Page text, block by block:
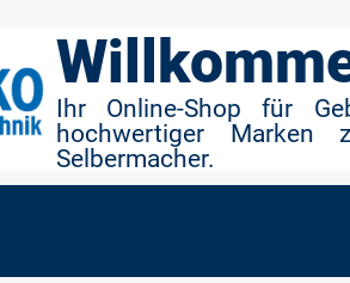
Ihr Online-Shop für
hochwertiger
Selbermacher.